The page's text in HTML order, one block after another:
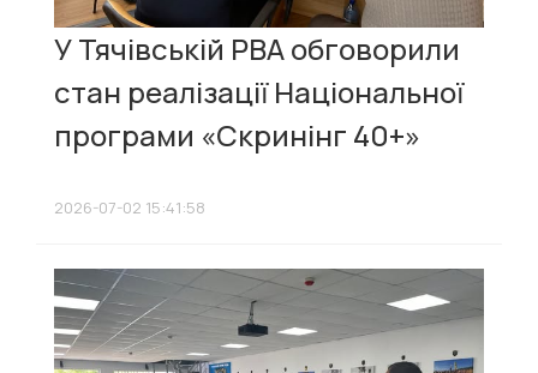
У Тячівській РВА обговорили
стан реалізації Національної
програми «Скринінг 40+»
2026-07-02 15:41:58